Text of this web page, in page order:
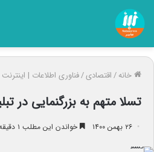
خانه/اقتصادی/فناوری اطلاعات |
تسلا متهم به بزرگنمایی در
۲۶ بهمن ۱۴۰۰ خواندن این مطلب ۱ دقیقه زمان میبرد